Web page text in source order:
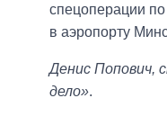
спецоперации
в аэропорту
Денис Попович,
дело».